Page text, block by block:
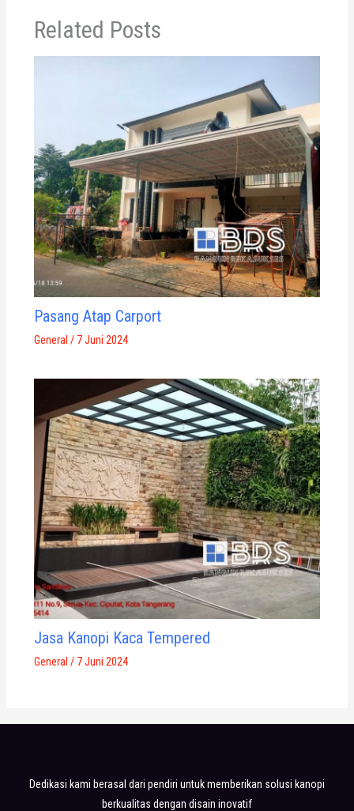
Related Posts
Pasang Atap Carport
General / 7 Juni 2024
Jasa Kanopi Kaca Tempered
General / 7 Juni 2024
Dedikasi kami berasal dari pendiri untuk memberikan solusi kanopi
berkualitas dengan disain inovatif